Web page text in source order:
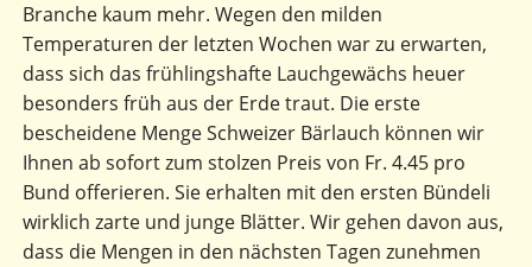
Branche kaum mehr. Wegen den milden
Temperaturen der letzten Wochen war zu erwarten,
dass sich das frühlingshafte Lauchgewächs heuer
besonders früh aus der Erde traut. Die erste
bescheidene Menge Schweizer Bärlauch können wir
Ihnen ab sofort zum stolzen Preis von Fr. 4.45 pro
Bund offerieren. Sie erhalten mit den ersten Bündeli
wirklich zarte und junge Blätter. Wir gehen davon aus,
dass die Mengen in den nächsten Tagen zunehmen